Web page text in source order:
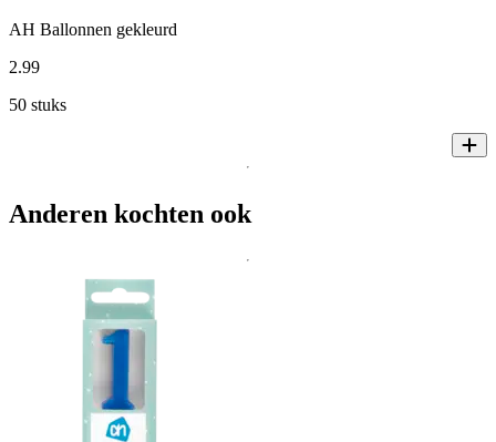
AH Ballonnen gekleurd
2.99
50 stuks
Anderen kochten ook